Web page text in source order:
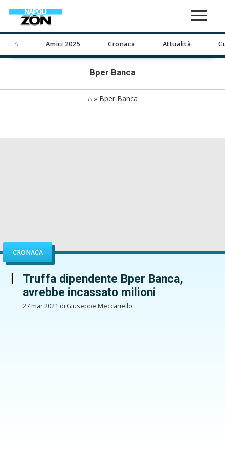
⌂ Amici 2025 Cronaca Attualità
Bper Banca
⌂» Bper Banca
CRONACA
Truffa dipendente Bper Banca,
avrebbe incassato milioni
27 mar 2021 di Giuseppe Meccariello